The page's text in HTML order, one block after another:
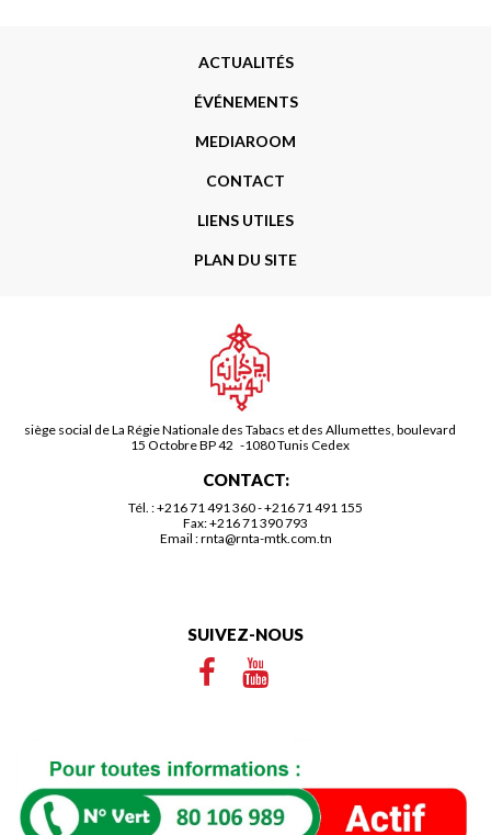
ACTUALITÉS
ÉVÉNEMENTS
MEDIAROOM
CONTACT
LIENS UTILES
PLAN DU SITE
siège social de La Régie Nationale des Tabacs et des Allumettes, boulevard
15 Octobre BP 42 -1080 Tunis Cedex
CONTACT:
Tél. :+216 71 491 360-+216 71 491 155
Fax: +216 71 390 793
Email :rnta@rnta-mtk.com.tn
SUIVEZ-NOUS